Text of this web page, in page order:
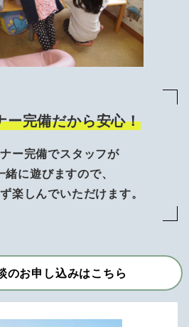
ー完備だから安心！
ー完備でスタッフが
に遊びますので、
楽しんでいただけます。
のお申し込みはこちら